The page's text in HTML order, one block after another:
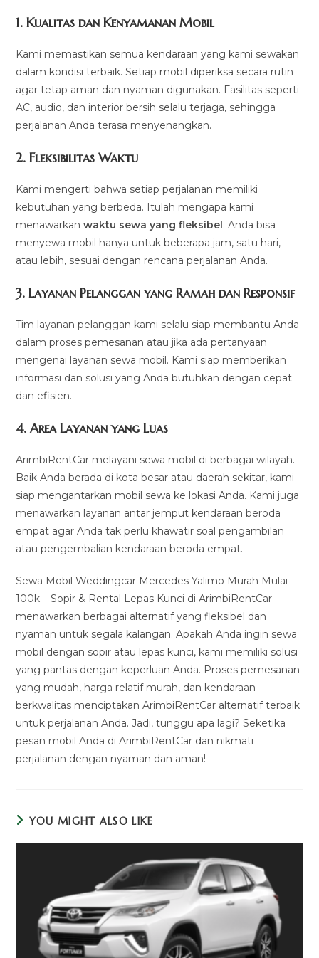
1.Kualitas dan Kenyamanan Mobil
Kami memastikan semua kendaraan yang kami sewakan
dalam kondisi terbaik. Setiap mobil diperiksa secara rutin
agar tetap aman dan nyaman digunakan. Fasilitas seperti
AC, audio, dan interior bersih selalu terjaga, sehingga
perjalanan Anda terasa menyenangkan.
2.Fleksibilitas Waktu
Kami mengerti bahwa setiap perjalanan memiliki
kebutuhan yang berbeda. Itulah mengapa kami
menawarkanwaktu sewa yang fleksibel. Anda bisa
menyewa mobil hanya untuk beberapa jam, satu hari,
atau lebih, sesuai dengan rencana perjalanan Anda.
3.Layanan Pelanggan yang Ramah dan Responsif
Tim layanan pelanggan kami selalu siap membantu Anda
dalam proses pemesanan atau jika ada pertanyaan
mengenai layanan sewa mobil. Kami siap memberikan
informasi dan solusi yang Anda butuhkan dengan cepat
dan efisien.
4.Area Layanan yang Luas
ArimbiRentCar melayani sewa mobil di berbagai wilayah.
Baik Anda berada di kota besar atau daerah sekitar, kami
siap mengantarkan mobil sewa ke lokasi Anda. Kami juga
menawarkan layanan antar jemput kendaraan beroda
empat agar Anda tak perlu khawatir soal pengambilan
atau pengembalian kendaraan beroda empat.
Sewa Mobil Weddingcar Mercedes Yalimo Murah Mulai
100k – Sopir & Rental Lepas Kunci di ArimbiRentCar
menawarkan berbagai alternatif yang fleksibel dan
nyaman untuk segala kalangan. Apakah Anda ingin sewa
mobil dengan sopir atau lepas kunci, kami memiliki solusi
yang pantas dengan keperluan Anda. Proses pemesanan
yang mudah, harga relatif murah, dan kendaraan
berkwalitas menciptakan ArimbiRentCar alternatif terbaik
untuk perjalanan Anda. Jadi, tunggu apa lagi? Seketika
pesan mobil Anda di ArimbiRentCar dan nikmati
perjalanan dengan nyaman dan aman!
YOU MIGHT ALSO LIKE